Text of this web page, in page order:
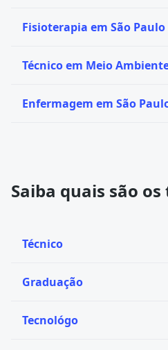
Fisioterapia em São Paulo
Técnico em Meio
Enfermagem em São
Saiba quais são
Técnico
Graduação
Tecnológo